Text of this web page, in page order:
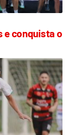
e conquista o